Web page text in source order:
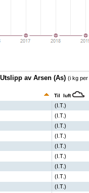
av Arsen (As) (i kg
Til luft
(I.T.)
(I.T.)
(I.T.)
(I.T.)
(I.T.)
(I.T.)
(I.T.)
(I.T.)
(I.T.)